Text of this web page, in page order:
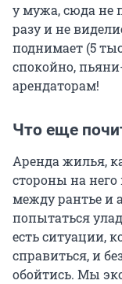
у мужа, сюда не
разу и не
поднимает (5
спокойно,
арендаторам!
Что еще
Аренда жилья,
стороны на
между рантье и
попытаться
есть ситуации,
справиться, и
обойтись. Мы